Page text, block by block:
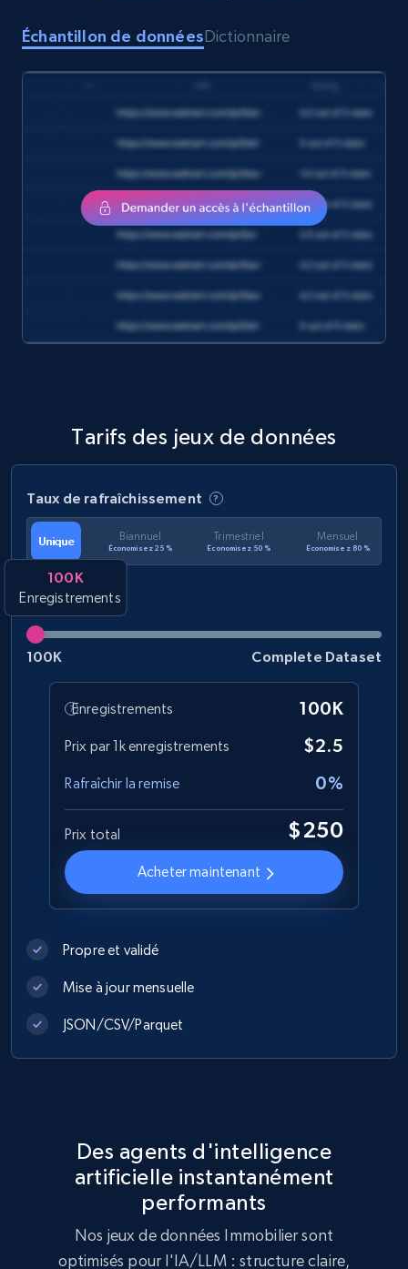
Échantillon de donnéesDictionnaire
Tarifs des jeux de données
Taux de rafraîchissement
Unique Biannuel
Économisez 25 %
Trimestriel
Économisez 50 %
Mensuel
Économisez 80 %
100K
Enregistrements
100K Complete Dataset
Enregistrements 100K
Prix par 1k enregistrements $2.5
Rafraîchir la remise 0%
Prix total $250
Acheter maintenant
Propre et validé
Mise à jour mensuelle
JSON/CSV/Parquet
Des agents d'intelligence
artificielle instantanément
performants
Nos jeux de données Immobilier sont
optimisés pour l'IA/LLM : structure claire,